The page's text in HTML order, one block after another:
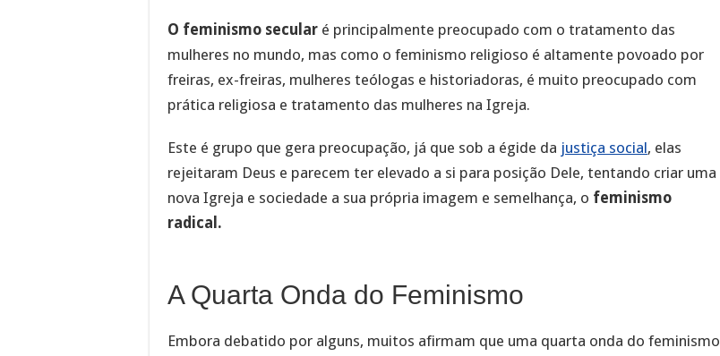
O feminismo secular é principalmente preocupado com o tratamento das
mulheres no mundo, mas como o feminismo religioso é altamente povoado por
freiras, ex-freiras, mulheres teólogas e historiadoras, é muito preocupado com
prática religiosa e tratamento das mulheres na Igreja.
Este é grupo que gera preocupação, já que sob a égide da justiça social, elas
rejeitaram Deus e parecem ter elevado a si para posição Dele, tentando criar uma
nova Igreja e sociedade a sua própria imagem e semelhança, o feminismo
radical.
A Quarta Onda do Feminismo
Embora debatido por alguns, muitos afirmam que uma quarta onda do feminismo